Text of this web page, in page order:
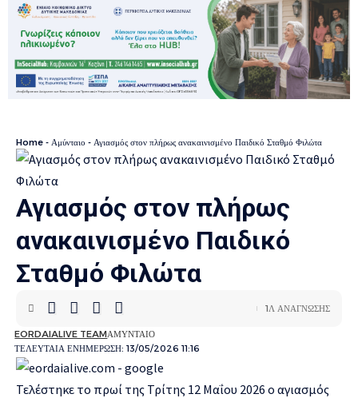
Home - Αμύνταιο - Αγιασμός στον πλήρως ανακαινισμένο Παιδικό Σταθμό Φιλώτα
Αγιασμός στον πλήρως
ανακαινισμένο Παιδικό
Σταθμό Φιλώτα
ΤΕΛΕΥΤΑΙΑ ΕΝΗΜΕΡΩΣΗ: 13/05/2026 11:16
EORDAIALIVE TEAMΑΜΥΝΤΑΙΟ
1Λ ΑΝΑΓΝΩΣΗΣ
Τελέστηκε το πρωί της Τρίτης 12 Μαΐου 2026 ο αγιασμός